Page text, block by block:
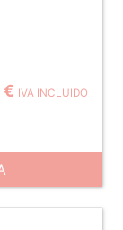
€ IVA INCLUIDO